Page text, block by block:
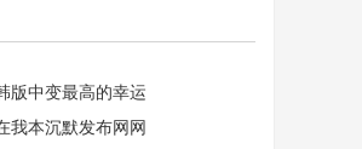
版中变最高的幸运
我本沉默发布网网